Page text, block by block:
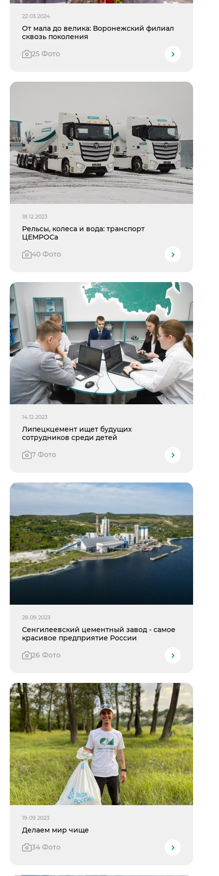
22.03.2024
От мала до велика: Воронежский филиал
сквозь поколения
25 Фото
18.12.2023
Рельсы, колеса и вода: транспорт
ЦЕМРОСа
40 Фото
14.12.2023
Липецкцемент ищет будущих
сотрудников среди детей
7 Фото
28.09.2023
Сенгилеевский цементный завод - самое
красивое предприятие России
26 Фото
19.09.2023
Делаем мир чище
34 Фото